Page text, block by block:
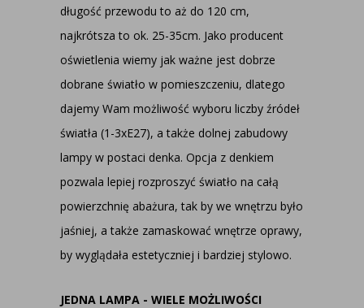
długość przewodu to aż do 120 cm,
najkrótsza to ok. 25-35cm. Jako producent
oświetlenia wiemy jak ważne jest dobrze
dobrane światło w pomieszczeniu, dlatego
dajemy Wam możliwość wyboru liczby źródeł
światła (1-3xE27), a także dolnej zabudowy
lampy w postaci denka. Opcja z denkiem
pozwala lepiej rozproszyć światło na całą
powierzchnię abażura, tak by we wnętrzu było
jaśniej, a także zamaskować wnętrze oprawy,
by wyglądała estetyczniej i bardziej stylowo.
JEDNA LAMPA - WIELE MOŻLIWOŚCI